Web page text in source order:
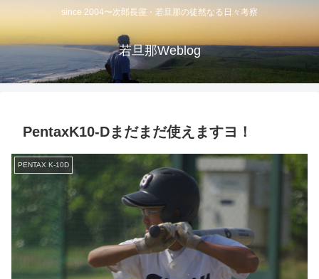
since 2004〜次郎長屋・若旦那の徒然なる日々考察
若旦那Weblog
PentaxK10-Dまだまだ使えますヨ！
PENTAX K-10D